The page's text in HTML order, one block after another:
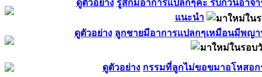
ดูตัวอย่าง รู้สึกมีอาการแปลกๆค่ะ รบกวนอาจ
แนะนำ
ดูตัวอย่าง ลูกชายมีอาการแปลกๆเหมือนมีพญา
ดูตัวอย่าง กรรมที่ลูกไม่ขอขมาอโหสอ